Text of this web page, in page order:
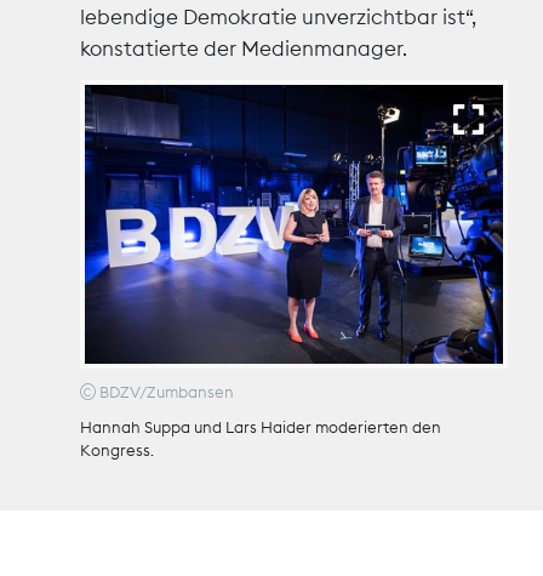
Tarifpolitik
Theodor-Wolff-Preis
Wächterpreis
ALLE THEMEN
Mitgliederbereich
lebendige Demokratie unverzichtbar ist“,
konstatierte der Medienmanager.
BDZV/Zumbansen
Hannah Suppa und Lars Haider moderierten den
Kongress.